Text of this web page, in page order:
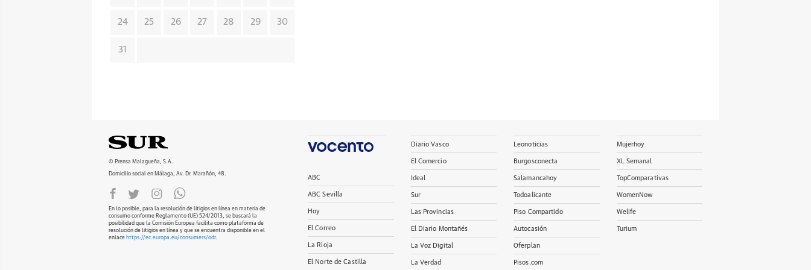
24 25 26 27 28 29 30
31
© Prensa Malagueña, S.A.
Domicilio social en Málaga, Av. Dr. Marañón, 48.
En lo posible, para la resolución de litigios en línea en materia de
consumo conforme Reglamento (UE) 524/2013, se buscará la
posibilidad que la Comisión Europea facilita como plataforma de
resolución de litigios en línea y que se encuentra disponible en el
enlace https://ec.europa.eu/consumers/odr.
ABC
ABC Sevilla
Hoy
El Correo
La Rioja
El Norte de Castilla
Diario Vasco
El Comercio
Ideal
Sur
Las Provincias
El Diario Montañés
La Voz Digital
La Verdad
Leonoticias
Burgosconecta
Salamancahoy
Todoalicante
Piso Compartido
Autocasión
Oferplan
Pisos.com
Mujerhoy
XL Semanal
TopComparativas
WomenNow
Welife
Turium